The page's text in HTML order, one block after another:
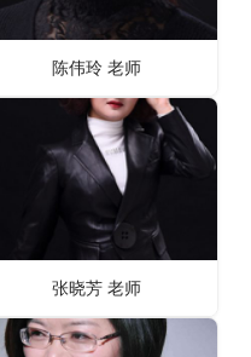
陈伟玲 老师
张晓芳 老师